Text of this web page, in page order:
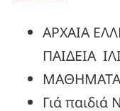
ΑΡΧΑΙΑ
ΠΑΙΔΕΙΑ
ΜΑΘΗΜΑΤΑ
Γιά παιδιά